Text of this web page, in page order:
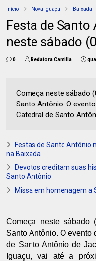
Início Nova Iguaçu Baixada
Festa de
neste sábado
0 Redatora Camilla
Começa neste sábado
Santo Antônio. O
Catedral de Santo
Festas de Santo Antônio
na Baixada
Devotos creditam suas
Santo Antônio
Missa em homenagem a
Começa neste sábado
Santo Antônio. O evento
de Santo Antônio de
Iguaçu, vai até a